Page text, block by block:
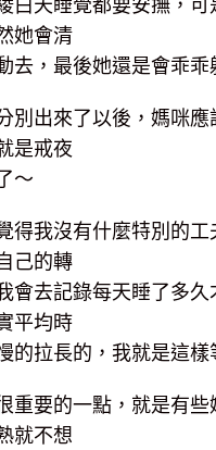
她會清
去，最後她還是會乖乖
別出來了以後，媽咪
是戒夜
～
得我沒有什麼特別的
己的轉
會去記錄每天睡了多
平均時
的拉長的，我就是這樣
重要的一點，就是有
就不想